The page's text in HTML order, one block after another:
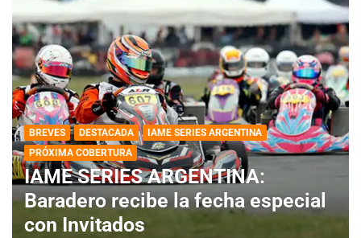
BREVES DESTACADA
IAME SERIES ARGENTINA
PRÓXIMA COBERTURA
IAME SERIES ARGENTINA:
Baradero recibe la fecha especial
con Invitados